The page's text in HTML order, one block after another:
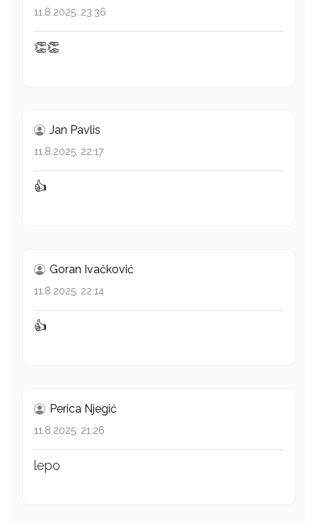
11.8.2025. 23:36
👏👏
Jan Pavlis
11.8.2025. 22:17
👍
Goran Ivačković
11.8.2025. 22:14
👍
Perica Njegić
11.8.2025. 21:26
lepo